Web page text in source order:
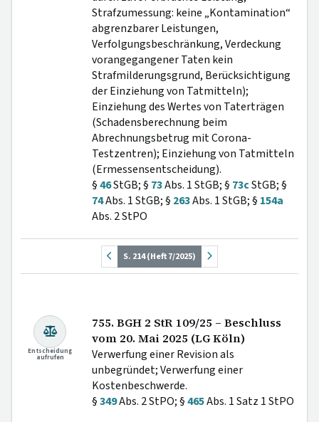
Strafzumessung: keine „Kontamination“
abgrenzbarer Leistungen,
Verfolgungsbeschränkung, Verdeckung
vorangegangener Taten kein
Strafmilderungsgrund, Berücksichtigung
der Einziehung von Tatmitteln);
Einziehung des Wertes von Taterträgen
(Schadensberechnung beim
Abrechnungsbetrug mit Corona-
Testzentren); Einziehung von Tatmitteln
(Ermessensentscheidung).
§46StGB; § 73Abs. 1 StGB; § 73cStGB; §
74Abs. 1 StGB; § 263Abs. 1 StGB; § 154a
Abs. 2 StPO
S. 214 (Heft 7/2025)
Entscheidung
aufrufen
755. BGH 2 StR 109/25 – Beschluss
vom 20. Mai 2025 (LG Köln)
Verwerfung einer Revision als
unbegründet; Verwerfung einer
Kostenbeschwerde.
§349Abs. 2 StPO; §465Abs. 1 Satz 1 StPO